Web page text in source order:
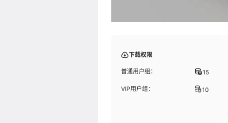
下载权限
普通用户组： 15
VIP用户组： 10